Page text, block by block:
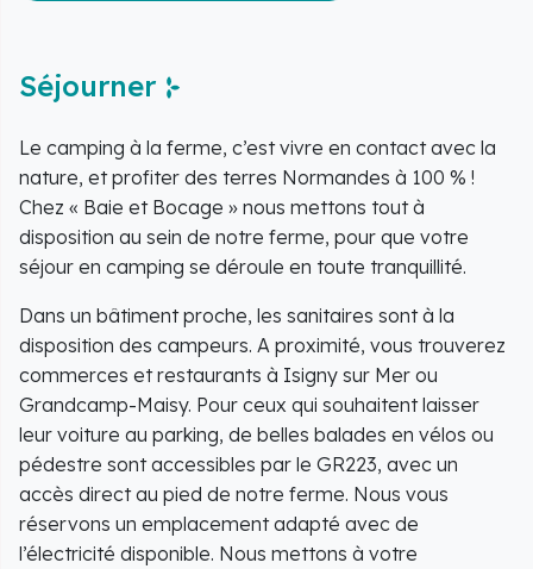
Séjourner
Le camping à la ferme, c’est vivre en contact avec la
nature, et profiter des terres Normandes à 100 % !
Chez « Baie et Bocage » nous mettons tout à
disposition au sein de notre ferme, pour que votre
séjour en camping se déroule en toute tranquillité.
Dans un bâtiment proche, les sanitaires sont à la
disposition des campeurs. A proximité, vous trouverez
commerces et restaurants à Isigny sur Mer ou
Grandcamp-Maisy. Pour ceux qui souhaitent laisser
leur voiture au parking, de belles balades en vélos ou
pédestre sont accessibles par le GR223, avec un
accès direct au pied de notre ferme. Nous vous
réservons un emplacement adapté avec de
l’électricité disponible. Nous mettons à votre